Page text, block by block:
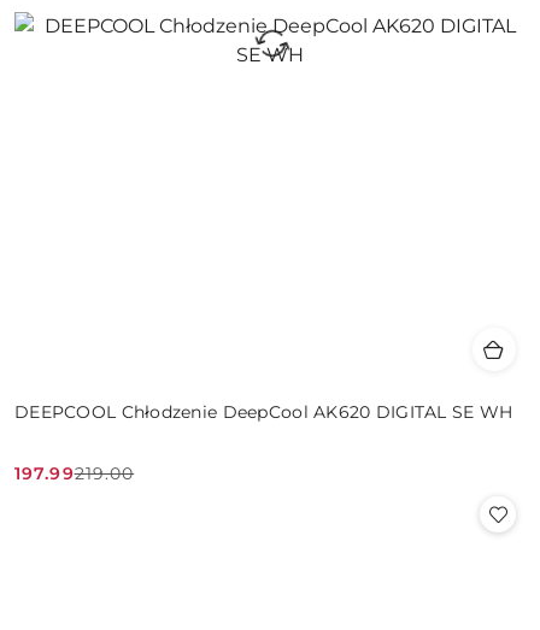
DEEPCOOL Chłodzenie DeepCool AK620 DIGITAL SE WH
Cena
197.99
Cena
219.00